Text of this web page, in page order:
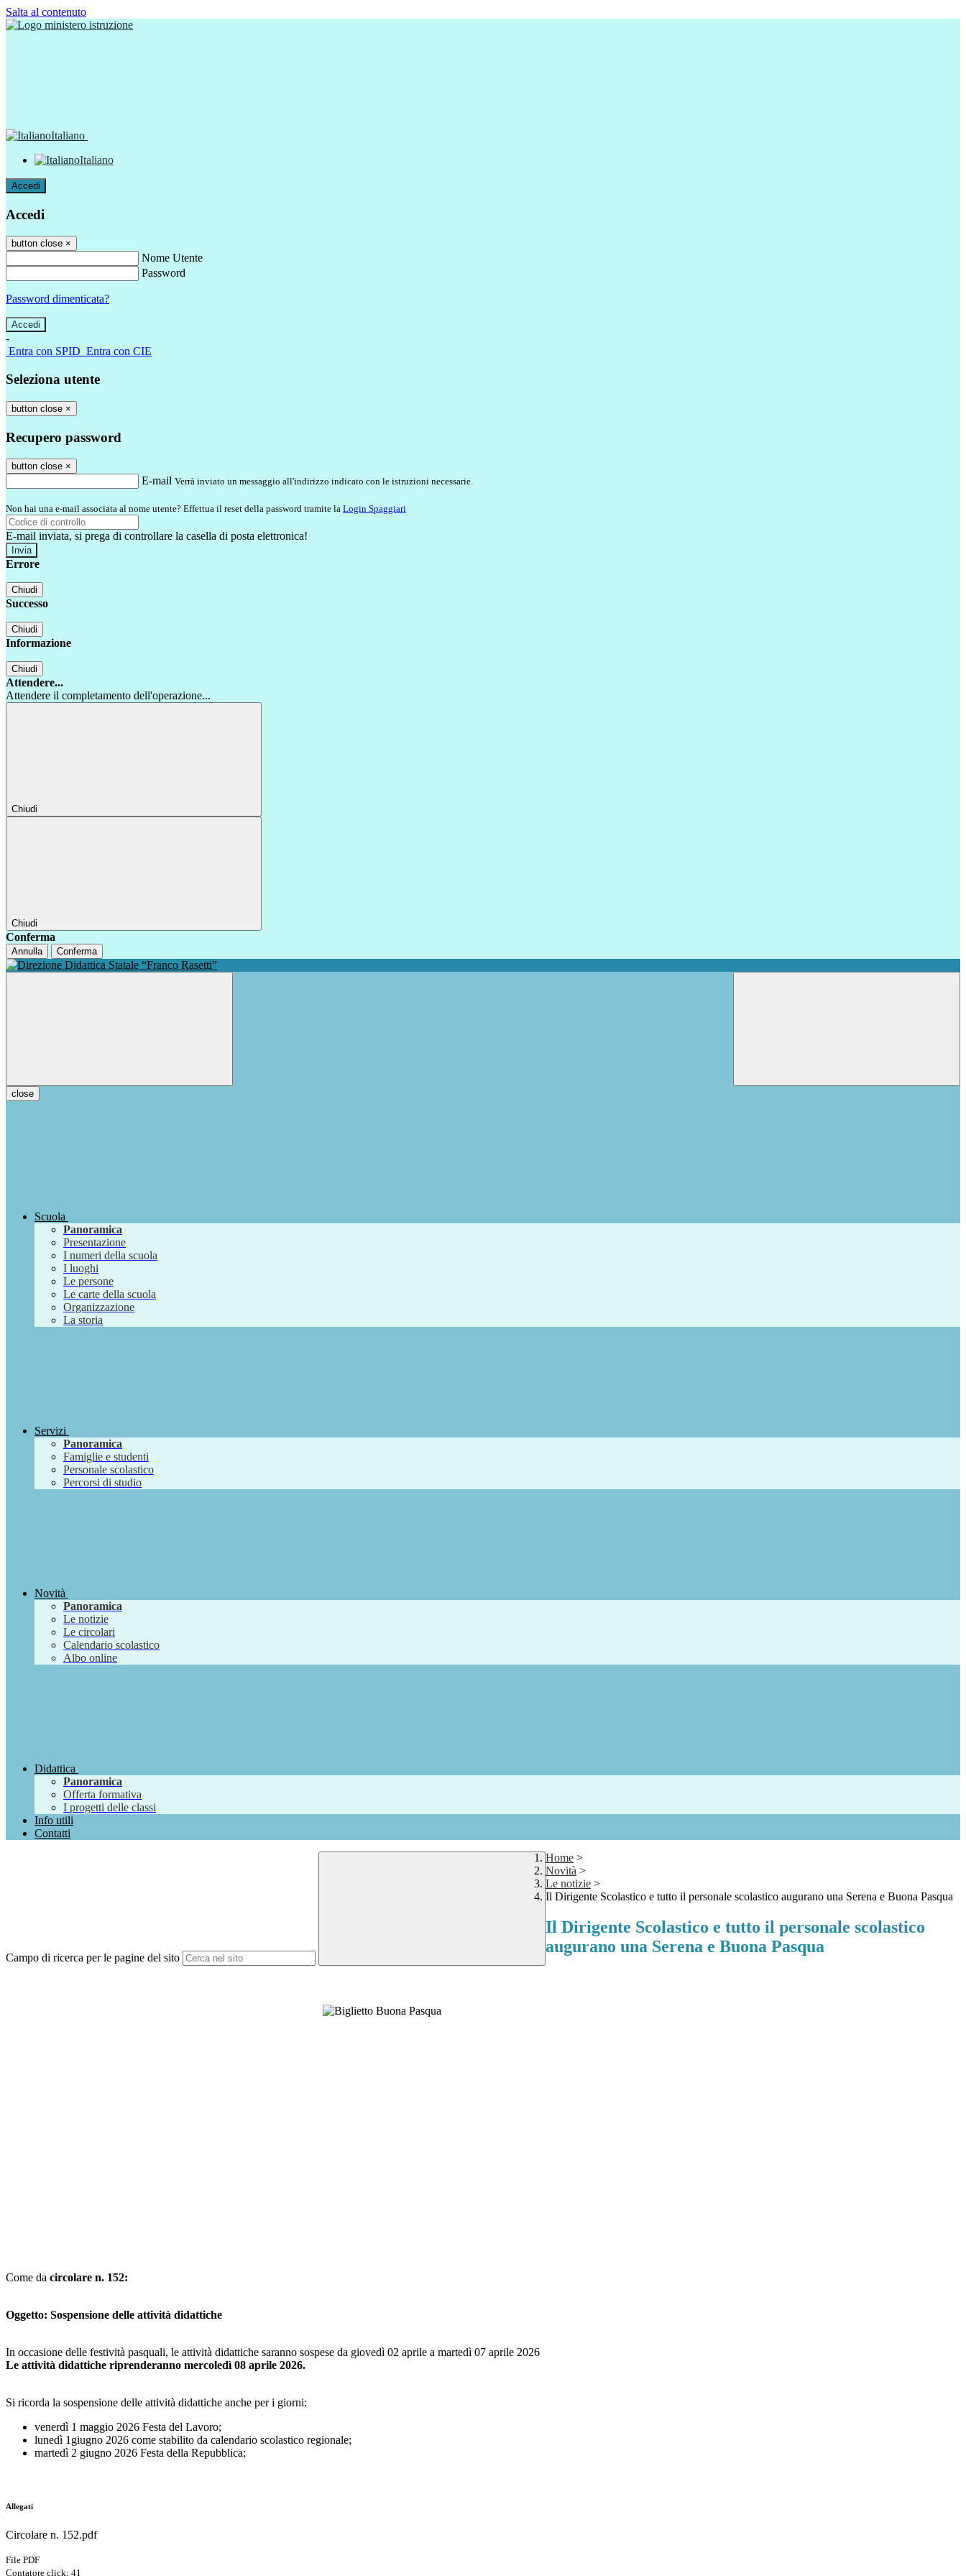
Salta al contenuto
Italiano
Italiano
Accedi
Accedi
button close ×
Nome Utente
Password
Password dimenticata?
-
Entra con SPID Entra con CIE
Seleziona utente
button close ×
Recupero password
button close ×
E-mail Verrà inviato un messaggio all'indirizzo indicato con le istruzioni necessarie.
Non hai una e-mail associata al nome utente? Effettua il reset della password tramite la Login Spaggiari
E-mail inviata, si prega di controllare la casella di posta elettronica!
Errore
Chiudi
Successo
Chiudi
Informazione
Chiudi
Attendere...
Attendere il completamento dell'operazione...
Chiudi
Chiudi
Conferma
Annulla Conferma
close
Scuola
Panoramica
Presentazione
I numeri della scuola
I luoghi
Le persone
Le carte della scuola
Organizzazione
La storia
Servizi
Panoramica
Famiglie e studenti
Personale scolastico
Percorsi di studio
Novità
Panoramica
Le notizie
Le circolari
Calendario scolastico
Albo online
Didattica
Panoramica
Offerta formativa
I progetti delle classi
Info utili
Contatti
Campo di ricerca per le pagine del sito
Home >
Novità >
Le notizie >
Il Dirigente Scolastico e tutto il personale scolastico augurano una Serena e Buona Pasqua
Il Dirigente Scolastico e tutto il personale scolastico
augurano una Serena e Buona Pasqua
Come da circolare n. 152:
Oggetto: Sospensione delle attività didattiche
In occasione delle festività pasquali, le attività didattiche saranno sospese da giovedì 02 aprile a martedì 07 aprile 2026
Le attività didattiche riprenderanno mercoledì 08 aprile 2026.
Si ricorda la sospensione delle attività didattiche anche per i giorni:
venerdì 1 maggio 2026 Festa del Lavoro;
lunedì 1giugno 2026 come stabilito da calendario scolastico regionale;
martedì 2 giugno 2026 Festa della Repubblica;
Allegati
Circolare n. 152.pdf
File PDF
Contatore click: 41